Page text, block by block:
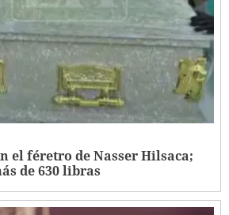
el féretro de Nasser Hilsaca;
de 630 libras